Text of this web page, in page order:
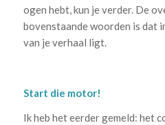
ogen hebt, kun je verder. De
bovenstaande woorden is dat
van je verhaal ligt.
Start die motor!
Ik heb het eerder gemeld: het